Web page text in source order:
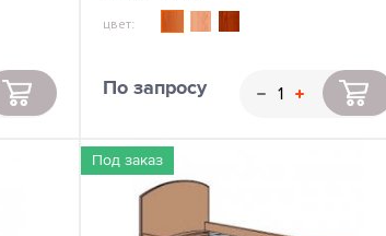
цвет:
По запросу
Под заказ